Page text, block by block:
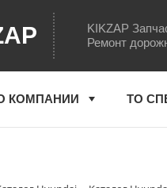
KIKZAP
Ремонт
КОМПАНИИ ТО